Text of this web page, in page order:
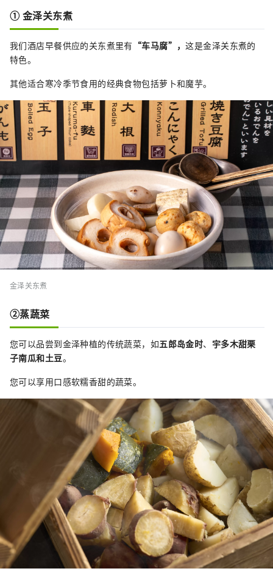
① 金泽关东煮
我们酒店早餐供应的关东煮里有 “车马腐”，这是金泽关东煮的
特色。
其他适合寒冷季节食用的经典食物包括萝卜和魔芋。
金泽关东煮
②蒸蔬菜
您可以品尝到金泽种植的传统蔬菜，如五郎岛金时、 宇多木甜栗
子南瓜和土豆。
您可以享用口感软糯香甜的蔬菜。